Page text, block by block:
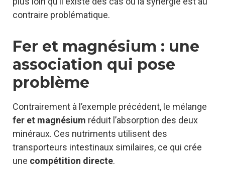
contraire problématique.
Fer et magnésium : une
association qui pose
problème
Contrairement à l’exemple précédent, le mélange
fer et magnésium réduit l’absorption des deux
minéraux. Ces nutriments utilisent des
transporteurs intestinaux similaires, ce qui crée
une compétition directe.